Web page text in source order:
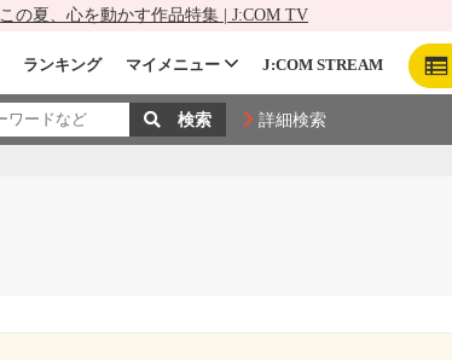
この夏、心を動かす作品特集 | J:COM TV
ランキング マイメニュー J:COM STREAM
詳細検索